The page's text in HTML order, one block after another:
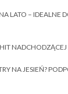
LATO – IDEALNE
NADCHODZĄCEJ
NA JESIEŃ?